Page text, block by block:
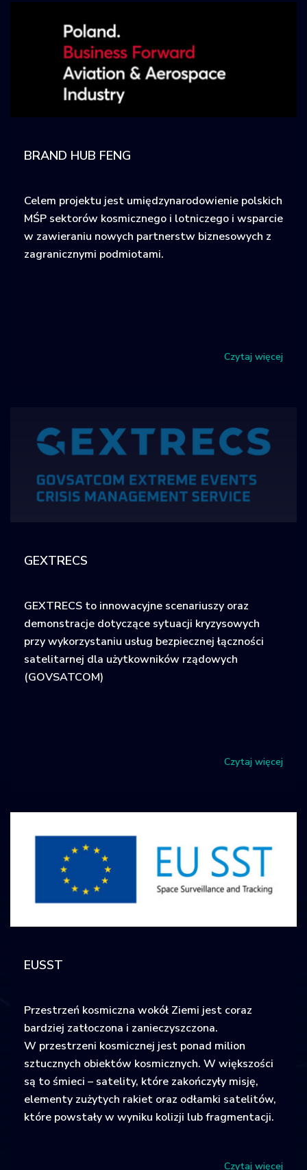
BRAND HUB FENG
Celem projektu jest umiędzynarodowienie polskich
MŚP sektorów kosmicznego i lotniczego i wsparcie
w zawieraniu nowych partnerstw biznesowych z
zagranicznymi podmiotami.
Czytaj więcej
GEXTRECS
GEXTRECS to innowacyjne scenariuszy oraz
demonstracje dotyczące sytuacji kryzysowych
przy wykorzystaniu usług bezpiecznej łączności
satelitarnej dla użytkowników rządowych
(GOVSATCOM)
Czytaj więcej
EUSST
Przestrzeń kosmiczna wokół Ziemi jest coraz
bardziej zatłoczona i zanieczyszczona.
W przestrzeni kosmicznej jest ponad milion
sztucznych obiektów kosmicznych. W większości
są to śmieci – satelity, które zakończyły misję,
elementy zużytych rakiet oraz odłamki satelitów,
które powstały w wyniku kolizji lub fragmentacji.
Czytaj więcej